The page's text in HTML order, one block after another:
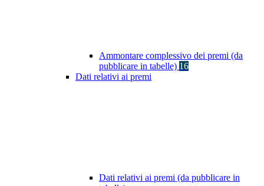
Ammontare complessivo dei premi (da
pubblicare in tabelle) 16
Dati relativi ai premi
Dati relativi ai premi (da pubblicare in